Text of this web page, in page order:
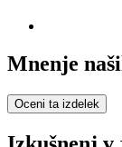
Mnenje
Oceni ta izdelek